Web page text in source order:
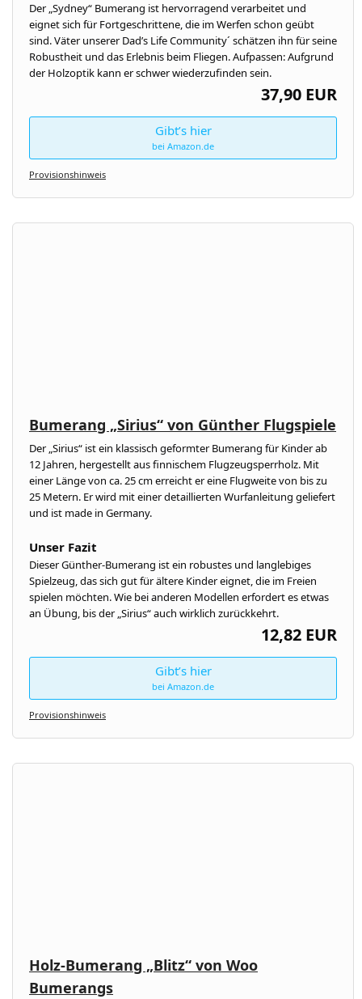
Der „Sydney“ Bumerang ist hervorragend verarbeitet und
eignet sich für Fortgeschrittene, die im Werfen schon geübt
sind. Väter unserer Dad’s Life Community´ schätzen ihn für seine
Robustheit und das Erlebnis beim Fliegen. Aufpassen: Aufgrund
der Holzoptik kann er schwer wiederzufinden sein.
37,90 EUR
Gibt’s hier
bei Amazon.de
Provisionshinweis
Bumerang „Sirius“ von Günther Flugspiele
Der „Sirius“ ist ein klassisch geformter Bumerang für Kinder ab
12 Jahren, hergestellt aus finnischem Flugzeugsperrholz. Mit
einer Länge von ca. 25 cm erreicht er eine Flugweite von bis zu
25 Metern. Er wird mit einer detaillierten Wurfanleitung geliefert
und ist made in Germany.
Unser Fazit
Dieser Günther-Bumerang ist ein robustes und langlebiges
Spielzeug, das sich gut für ältere Kinder eignet, die im Freien
spielen möchten. Wie bei anderen Modellen erfordert es etwas
an Übung, bis der „Sirius“ auch wirklich zurückkehrt.
12,82 EUR
Gibt’s hier
bei Amazon.de
Provisionshinweis
Holz-Bumerang „Blitz“ von Woo
Bumerangs